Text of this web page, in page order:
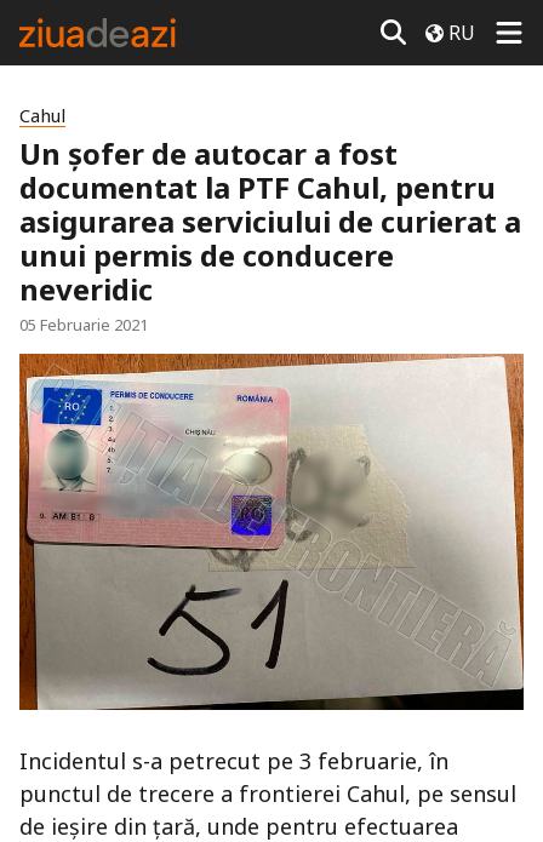
RU
Cahul
Un șofer de autocar a fost
documentat la PTF Cahul, pentru
asigurarea serviciului de curierat a
unui permis de conducere
neveridic
05 Februarie 2021
Incidentul s-a petrecut pe 3 februarie, în
punctul de trecere a frontierei Cahul, pe sensul
de ieșire din țară, unde pentru efectuarea